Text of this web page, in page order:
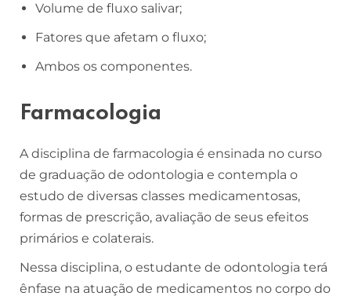
Volume de fluxo salivar;
Fatores que afetam o fluxo;
Ambos os componentes.
Farmacologia
A disciplina de farmacologia é ensinada no curso
de graduação de odontologia e contempla o
estudo de diversas classes medicamentosas,
formas de prescrição, avaliação de seus efeitos
primários e colaterais.
Nessa disciplina, o estudante de odontologia terá
ênfase na atuação de medicamentos no corpo do